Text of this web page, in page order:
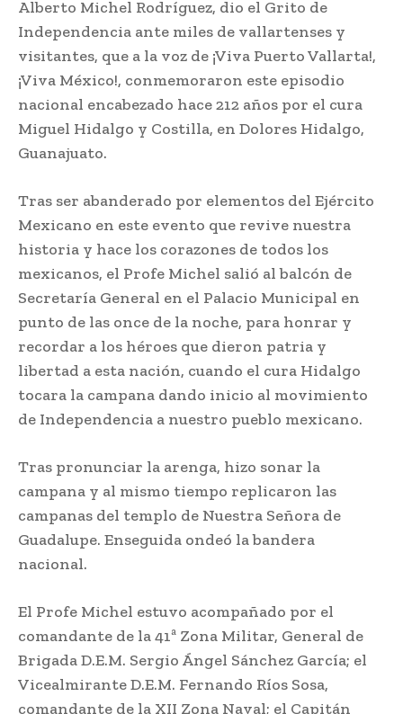
Alberto Michel Rodríguez, dio el Grito de
Independencia ante miles de vallartenses y
visitantes, que a la voz de ¡Viva Puerto Vallarta!,
¡Viva México!, conmemoraron este episodio
nacional encabezado hace 212 años por el cura
Miguel Hidalgo y Costilla, en Dolores Hidalgo,
Guanajuato.
Tras ser abanderado por elementos del Ejército
Mexicano en este evento que revive nuestra
historia y hace los corazones de todos los
mexicanos, el Profe Michel salió al balcón de
Secretaría General en el Palacio Municipal en
punto de las once de la noche, para honrar y
recordar a los héroes que dieron patria y
libertad a esta nación, cuando el cura Hidalgo
tocara la campana dando inicio al movimiento
de Independencia a nuestro pueblo mexicano.
Tras pronunciar la arenga, hizo sonar la
campana y al mismo tiempo replicaron las
campanas del templo de Nuestra Señora de
Guadalupe. Enseguida ondeó la bandera
nacional.
El Profe Michel estuvo acompañado por el
comandante de la 41ª Zona Militar, General de
Brigada D.E.M. Sergio Ángel Sánchez García; el
Vicealmirante D.E.M. Fernando Ríos Sosa,
comandante de la XII Zona Naval; el Capitán